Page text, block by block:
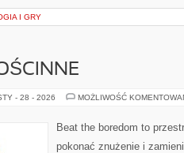
I GRY
- 28 - 2026 MOŻLIWOŚĆ
Beat the boredom to
pokonać znużenie i